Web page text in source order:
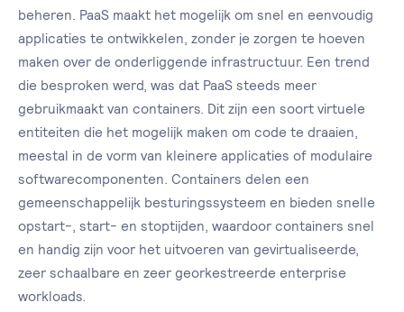
beheren. PaaS maakt het mogelijk om snel en eenvoudig
applicaties te ontwikkelen, zonder je zorgen te hoeven
maken over de onderliggende infrastructuur. Een trend
die besproken werd, was dat PaaS steeds meer
gebruikmaakt van containers. Dit zijn een soort virtuele
entiteiten die het mogelijk maken om code te draaien,
meestal in de vorm van kleinere applicaties of modulaire
softwarecomponenten. Containers delen een
gemeenschappelijk besturingssysteem en bieden snelle
opstart-, start- en stoptijden, waardoor containers snel
en handig zijn voor het uitvoeren van gevirtualiseerde,
zeer schaalbare en zeer georkestreerde enterprise
workloads.